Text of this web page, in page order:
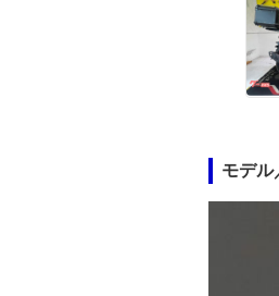
モデル